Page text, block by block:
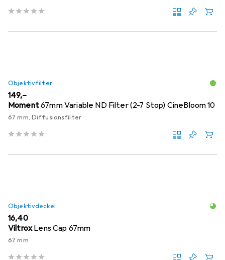
Objektivfilter
EUR
149,–
Moment67mm Variable ND Filter (2-7 Stop) CineBloom 10
67 mm, Diffusionsfilter
Objektivdeckel
EUR
16,40
ViltroxLens Cap 67mm
67 mm